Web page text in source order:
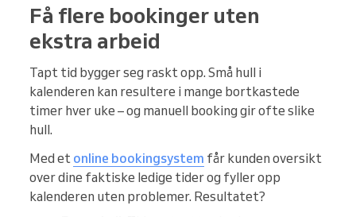
Få flere bookinger uten
ekstra arbeid
Tapt tid bygger seg raskt opp. Små hull i
kalenderen kan resultere i mange bortkastede
timer hver uke – og manuell booking gir ofte slike
hull.
Med et online bookingsystem får kunden oversikt
over dine faktiske ledige tider og fyller opp
kalenderen uten problemer. Resultatet?